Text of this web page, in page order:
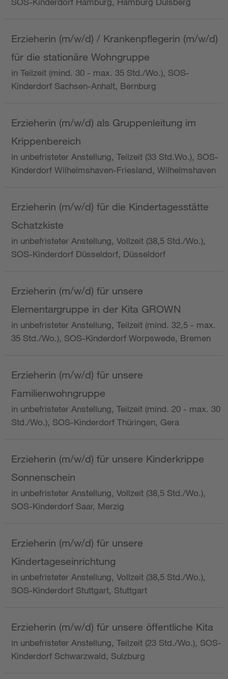
Erzieherin (m/w/d) / Krankenpflegerin (m/w/d)
für die stationäre Wohngruppe
in Teilzeit (mind. 30 - max. 35 Std./Wo.), SOS-
Kinderdorf Sachsen-Anhalt, Bernburg
Erzieherin (m/w/d) als Gruppenleitung im
Krippenbereich
in unbefristeter Anstellung, Teilzeit (33 Std.Wo.), SOS-
Kinderdorf Wilhelmshaven-Friesland, Wilhelmshaven
Erzieherin (m/w/d) für die Kindertagesstätte
Schatzkiste
in unbefristeter Anstellung, Vollzeit (38,5 Std./Wo.),
SOS-Kinderdorf Düsseldorf, Düsseldorf
Erzieherin (m/w/d) für unsere
Elementargruppe in der Kita GROWN
in unbefristeter Anstellung, Teilzeit (mind. 32,5 - max.
35 Std./Wo.), SOS-Kinderdorf Worpswede, Bremen
Erzieherin (m/w/d) für unsere
Familienwohngruppe
in unbefristeter Anstellung, Teilzeit (mind. 20 - max. 30
Std./Wo.), SOS-Kinderdorf Thüringen, Gera
Erzieherin (m/w/d) für unsere Kinderkrippe
Sonnenschein
in unbefristeter Anstellung, Vollzeit (38,5 Std./Wo.),
SOS-Kinderdorf Saar, Merzig
Erzieherin (m/w/d) für unsere
Kindertageseinrichtung
in unbefristeter Anstellung, Vollzeit (38,5 Std./Wo.),
SOS-Kinderdorf Stuttgart, Stuttgart
Erzieherin (m/w/d) für unsere öffentliche Kita
in unbefristeter Anstellung, Teilzeit (23 Std./Wo.), SOS-
Kinderdorf Schwarzwald, Sulzburg